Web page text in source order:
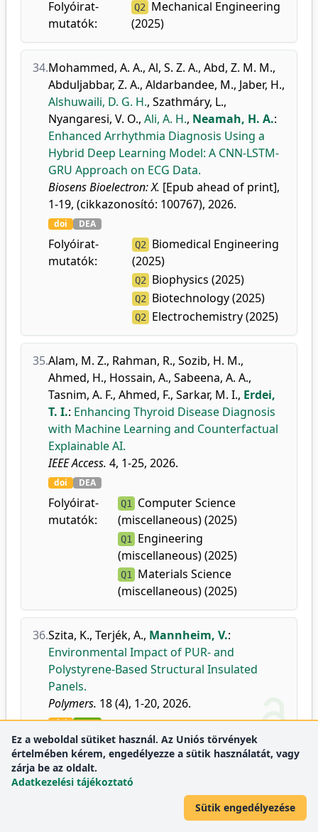
Folyóirat-
mutatók:
Q2 Mechanical Engineering
(2025)
34.Mohammed, A. A., Al, S. Z. A., Abd, Z. M. M.,
Abduljabbar, Z. A., Aldarbandee, M., Jaber, H.,
Alshuwaili, D. G. H., Szathmáry, L.,
Nyangaresi, V. O., Ali, A. H., Neamah, H. A.:
Enhanced Arrhythmia Diagnosis Using a
Hybrid Deep Learning Model: A CNN-LSTM-
GRU Approach on ECG Data.
Biosens Bioelectron: X. [Epub ahead of print],
1-19, (cikkazonosító: 100767), 2026.
doi DEA
Folyóirat-
mutatók:
Q2 Biomedical Engineering
(2025)
Q2 Biophysics (2025)
Q2 Biotechnology (2025)
Q2 Electrochemistry (2025)
35.Alam, M. Z., Rahman, R., Sozib, H. M.,
Ahmed, H., Hossain, A., Sabeena, A. A.,
Tasnim, A. F., Ahmed, F., Sarkar, M. I., Erdei,
T. I.: Enhancing Thyroid Disease Diagnosis
with Machine Learning and Counterfactual
Explainable AI.
IEEE Access. 4, 1-25, 2026.
doi DEA
Folyóirat-
mutatók:
Q1 Computer Science
(miscellaneous) (2025)
Q1 Engineering
(miscellaneous) (2025)
Q1 Materials Science
(miscellaneous) (2025)
36.Szita, K., Terjék, A., Mannheim, V.:
Environmental Impact of PUR- and
Polystyrene-Based Structural Insulated
Panels.
Polymers. 18 (4), 1-20, 2026.
doi DEA
Folyóirat-
mutatók:
Q1 Chemistry
(miscellaneous) (2025)
Q1
Ez a weboldal sütiket használ. Az Uniós törvények
értelmében kérem, engedélyezze a sütik használatát, vagy
zárja be az oldalt.
Adatkezelési tájékoztató
Sütik engedélyezése